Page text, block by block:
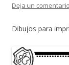
Deja un comentario
Dibujos para